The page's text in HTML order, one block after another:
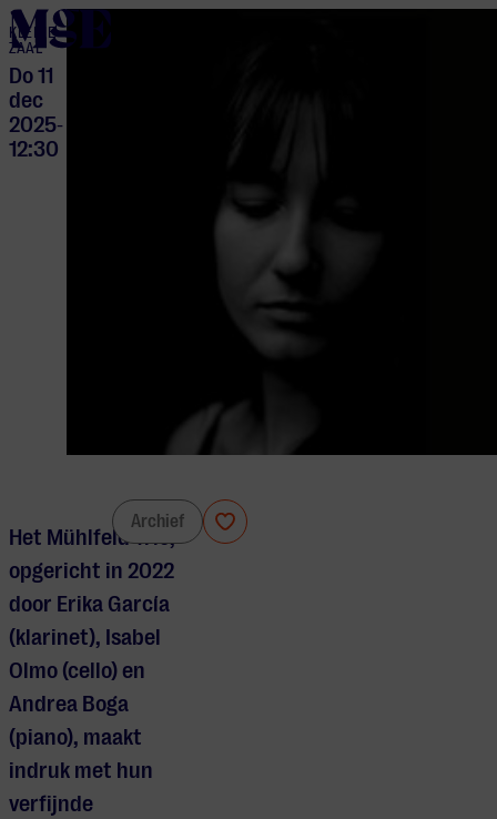
KLEINE
ZAAL
Do 11
dec
2025-
12:30
Archief
Het Mühlfeld Trio,
opgericht in 2022
door Erika García
(klarinet), Isabel
Olmo (cello) en
Andrea Boga
(piano), maakt
indruk met hun
verfijnde